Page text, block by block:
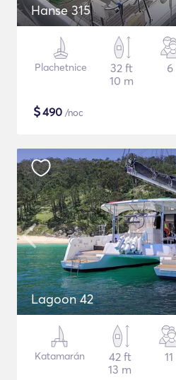
Hanse 315
Plachetnice
32 ft
10 m
6
$490 /noc
Lagoon 42
Katamarán
42 ft
13 m
11